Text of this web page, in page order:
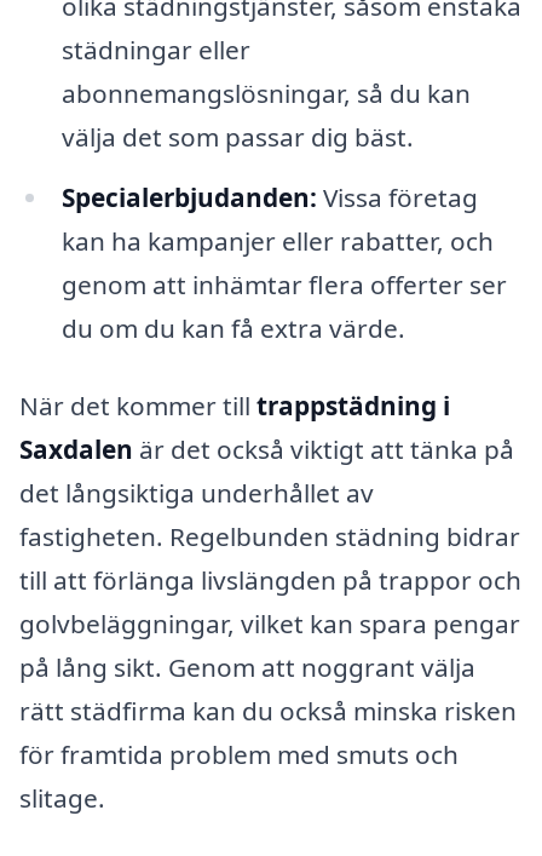
städningar eller
abonnemangslösningar, så du kan
välja det som passar dig bäst.
Specialerbjudanden: Vissa företag
kan ha kampanjer eller rabatter, och
genom att inhämtar flera offerter ser
du om du kan få extra värde.
När det kommer till trappstädning i
Saxdalen är det också viktigt att tänka på
det långsiktiga underhållet av
fastigheten. Regelbunden städning bidrar
till att förlänga livslängden på trappor och
golvbeläggningar, vilket kan spara pengar
på lång sikt. Genom att noggrant välja
rätt städfirma kan du också minska risken
för framtida problem med smuts och
slitage.